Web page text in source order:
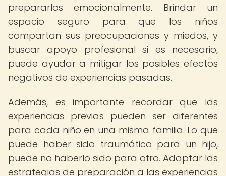
prepararlos emocionalmente. Brindar un
espacio seguro para que los niños
compartan sus preocupaciones y miedos, y
buscar apoyo profesional si es necesario,
puede ayudar a mitigar los posibles efectos
negativos de experiencias pasadas.
Además, es importante recordar que las
experiencias previas pueden ser diferentes
para cada niño en una misma familia. Lo que
puede haber sido traumático para un hijo,
puede no haberlo sido para otro. Adaptar las
estrategias de preparación a las experiencias